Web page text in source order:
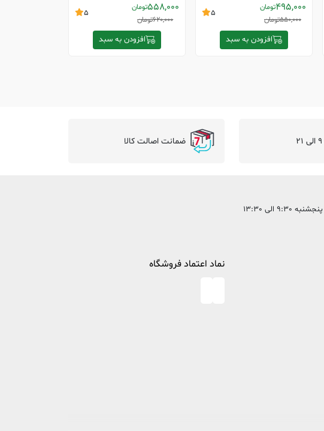
495,000تومان
550,000تومان
5
افزودن به سبد
558,000تومان
620,000تومان
5
افزودن به سبد
ضمانت اصالت کالا
نماد اعتماد فروشگاه